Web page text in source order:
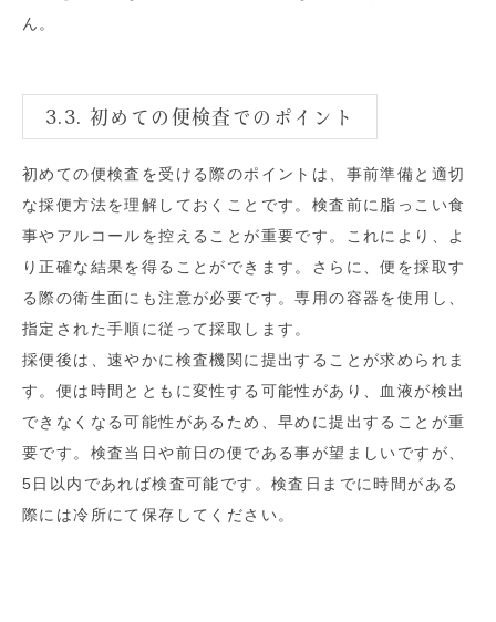
ん。
3.3. 初めての便検査でのポイント
初めての便検査を受ける際のポイントは、事前準備と適切
な採便方法を理解しておくことです。検査前に脂っこい食
事やアルコールを控えることが重要です。これにより、よ
り正確な結果を得ることができます。さらに、便を採取す
る際の衛生面にも注意が必要です。専用の容器を使用し、
指定された手順に従って採取します。
採便後は、速やかに検査機関に提出することが求められま
す。便は時間とともに変性する可能性があり、血液が検出
できなくなる可能性があるため、早めに提出することが重
要です。検査当日や前日の便である事が望ましいですが、
5日以内であれば検査可能です。検査日までに時間がある
際には冷所にて保存してください。